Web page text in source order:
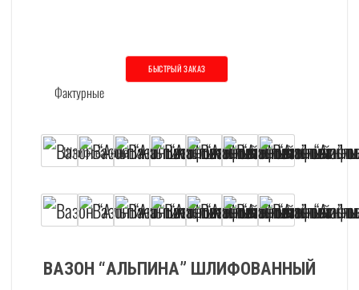
БЫСТРЫЙ ЗАКАЗ
ВАЗОН “АЛЬПИНА” ШЛИФОВАННЫЙ